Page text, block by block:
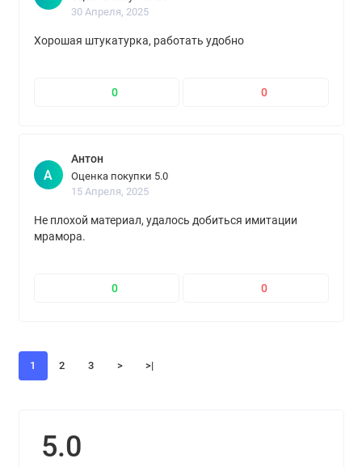
30 Апреля, 2025
Хорошая штукатурка, работать удобно
0 0
А
Антон
Оценка покупки 5.0
15 Апреля, 2025
Не плохой материал, удалось добиться имитации
мрамора.
0 0
1 2 3 > >|
5.0